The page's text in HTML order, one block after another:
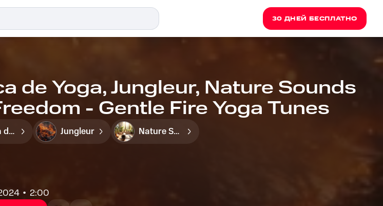
30 ДНЕЙ БЕСПЛАТНО
de Yoga, Jungleur, Nature Sounds
- Gentle Fire Yoga Tunes
Musica de Yoga Jungleur Nature Sounds Like Freedom
2:00